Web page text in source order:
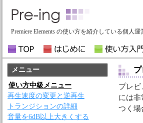
Premiere Elements の使い方を紹介している個人運
プレ
には
つく場
メニュー
使い方中級メニュー
再生速度の変更と逆再生
トランジションの詳細
音量を6dB以上大きくする